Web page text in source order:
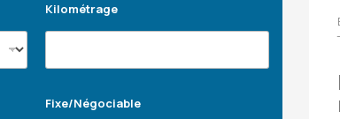
Kilométrage
Fixe/Négociable